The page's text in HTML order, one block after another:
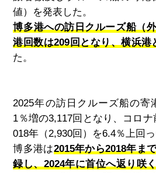
値）を発表した。
博多港への訪日クルーズ船（
港回数は209回となり、横浜港
た。
2025年の訪日クルーズ船の寄
1％増の3,117回となり、コロ
018年（2,930回）を6.4％上回っ
博多港は2015年から2018年ま
録し、2024年に首位へ返り咲